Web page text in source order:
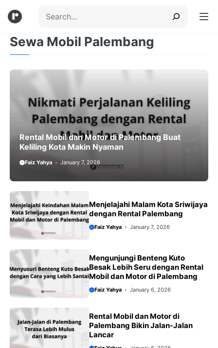
Menu
Sewa Mobil Palembang
Rental Mobil dan Motor di Palembang Buat
Keliling Kota Makin Nyaman
Faiz Yahya January 7, 2026
Menjelajahi Malam Kota Sriwijaya
dengan Rental Palembang
Faiz Yahya January 7, 2026
Mengunjungi Benteng Kuto
Besak Lebih Seru dengan Rental
Mobil dan Motor di Palembang
Faiz Yahya January 6, 2026
Rental Mobil dan Motor di
Palembang Bikin Jalan-Jalan
Lancar